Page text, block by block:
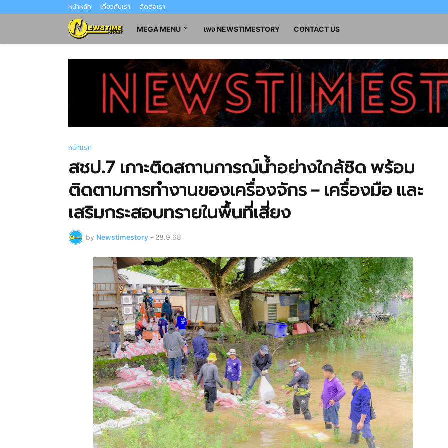
หน้าหลัก เกี่ยวกับเรา ติดต่อเรา
MEGA MENU เพจ NEWSTIMESTORY CONTACT US
หน้าแรก
สชป.7 เกาะติดสถานการณ์น้ำอย่างใกล้ชิด พร้อม
ติดตามการทำงานของเครื่องจักร – เครื่องมือ และ
เสริมกระสอบทรายในพื้นที่เสี่ยง
by Newstimestory - 28.9.68